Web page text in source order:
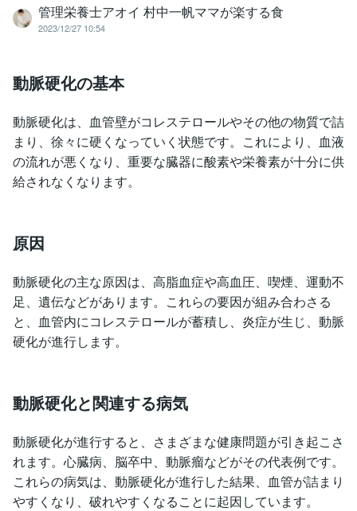
管理栄養士アオイ 村中一帆ママが楽する食
2023/12/27 10:54
動脈硬化の基本
動脈硬化は、血管壁がコレステロールやその他の物質で詰
まり、徐々に硬くなっていく状態です。これにより、血液
の流れが悪くなり、重要な臓器に酸素や栄養素が十分に供
給されなくなります。
原因
動脈硬化の主な原因は、高脂血症や高血圧、喫煙、運動不
足、遺伝などがあります。これらの要因が組み合わさる
と、血管内にコレステロールが蓄積し、炎症が生じ、動脈
硬化が進行します。
動脈硬化と関連する病気
動脈硬化が進行すると、さまざまな健康問題が引き起こさ
れます。心臓病、脳卒中、動脈瘤などがその代表例です。
これらの病気は、動脈硬化が進行した結果、血管が詰まり
やすくなり、破れやすくなることに起因しています。